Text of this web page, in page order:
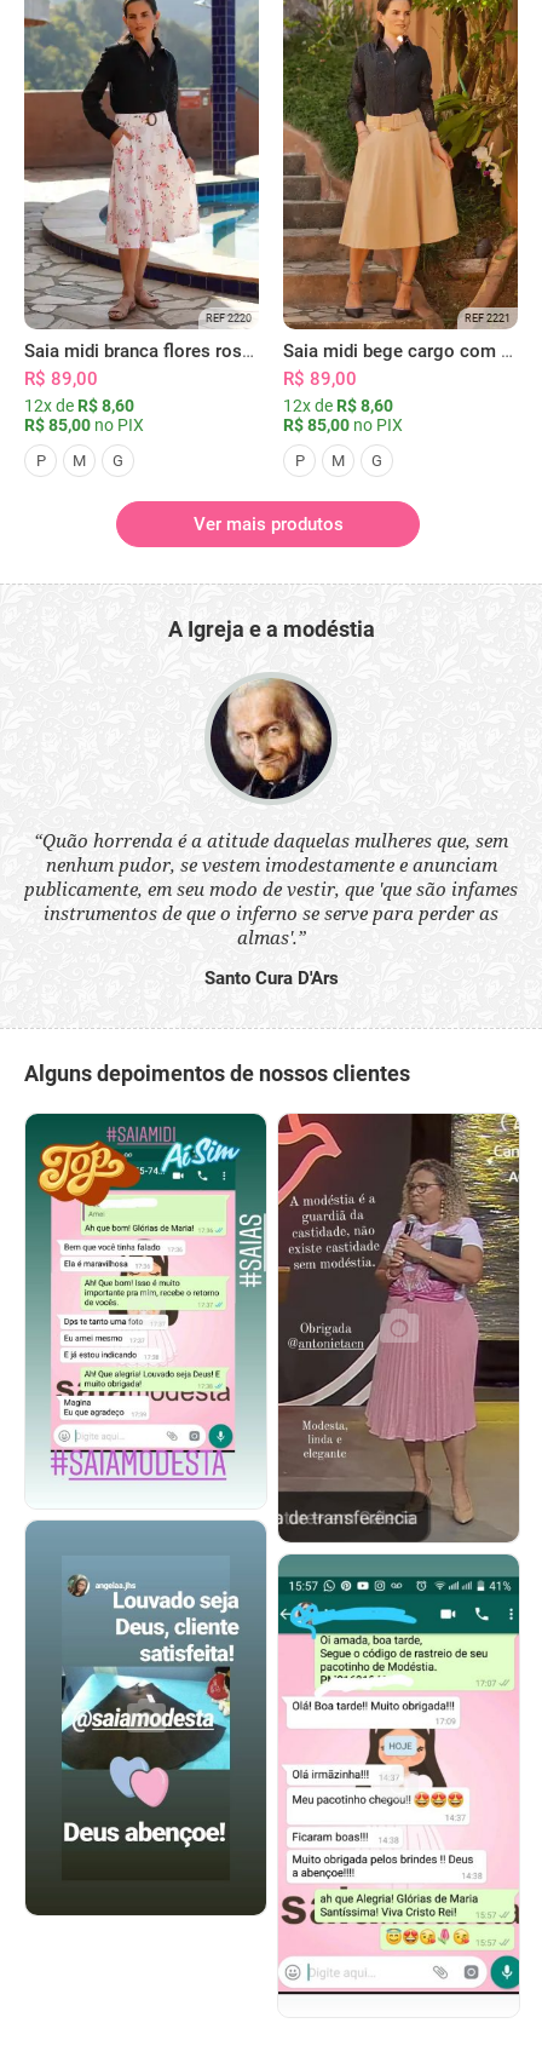
REF 2220
Saia midi branca flores rosas com bolsos
R$ 89,00
12x de R$ 8,60
R$ 85,00 no PIX
P M G
REF 2221
Saia midi bege cargo com bolsos
R$ 89,00
12x de R$ 8,60
R$ 85,00 no PIX
P M G
Ver mais produtos
A Igreja e a modéstia
“Quão horrenda é a atitude daquelas mulheres que, sem
nenhum pudor, se vestem imodestamente e anunciam
publicamente, em seu modo de vestir, que 'que são infames
instrumentos de que o inferno se serve para perder as
almas'.”
Santo Cura D'Ars
Alguns depoimentos de nossos clientes